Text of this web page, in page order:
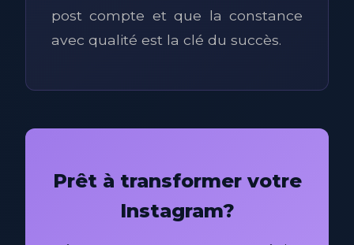
post compte et que la constance
avec qualité est la clé du succès.
Prêt à transformer votre
Instagram?